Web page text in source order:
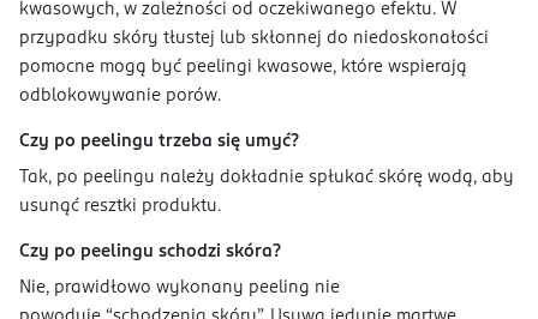
kwasowych, w zależności od oczekiwanego efektu. W
przypadku skóry tłustej lub skłonnej do niedoskonałości
pomocne mogą być peelingi kwasowe, które wspierają
odblokowywanie porów.
Czy po peelingu trzeba się umyć?
Tak, po peelingu należy dokładnie spłukać skórę wodą, aby
usunąć resztki produktu.
Czy po peelingu schodzi skóra?
Nie, prawidłowo wykonany peeling nie